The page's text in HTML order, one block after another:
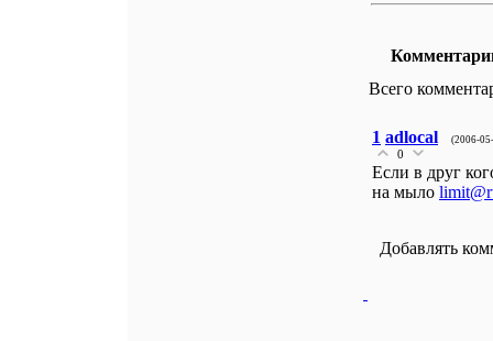
Всего
1 adlocal (2006-
0
Если в друг
на мыло
Добавлять